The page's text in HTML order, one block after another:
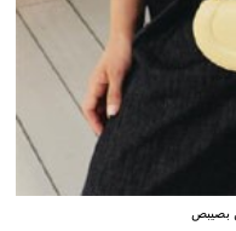
بصيبص